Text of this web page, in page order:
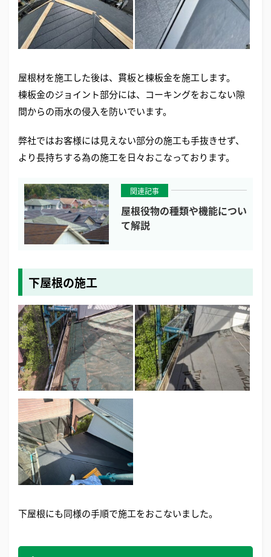
屋根材を施工した後は、貫板と棟板金を施工します。
棟板金のジョイント部分には、コーキングをおこない隙
間からの雨水の侵入を防いでいます。
弊社ではお客様には見えない部分の施工も手抜きせず、
より長持ちする為の施工を日々おこなっております。
関連記事
屋根役物の種類や機能につい
て解説
下屋根の施工
下屋根にも同様の手順で施工をおこないました。